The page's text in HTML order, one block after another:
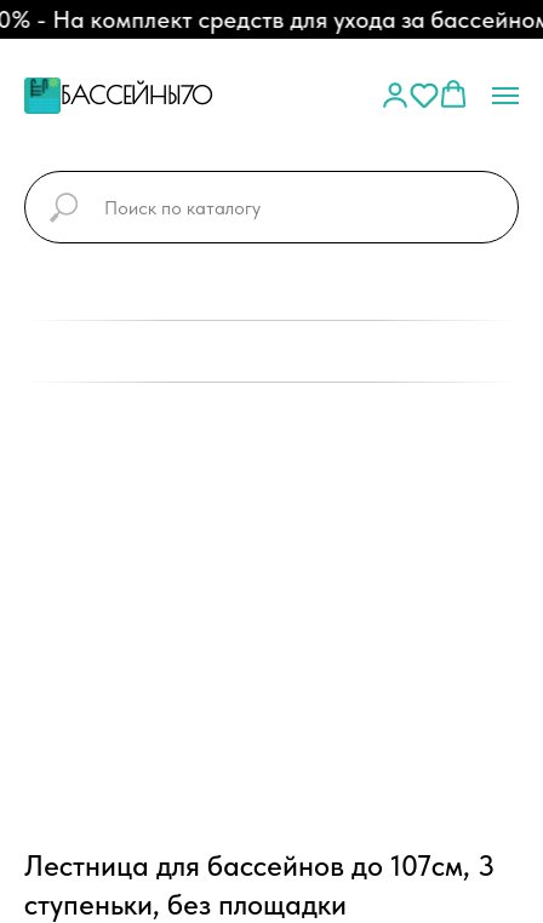
На комплект средств для ухода за бассейном
БАССЕЙНЫ70
Лестница для бассейнов до 107см, 3
ступеньки, без площадки